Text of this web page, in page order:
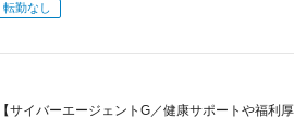
転勤なし
【サイバーエージェントG／健康サポートや福